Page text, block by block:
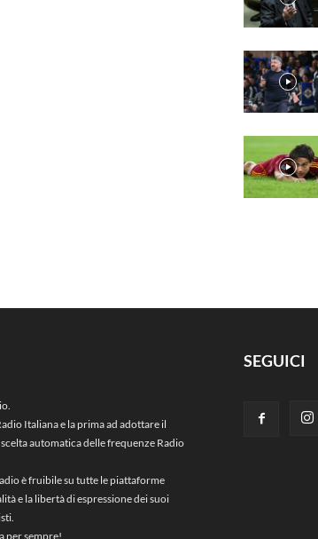
Italiana e la prima ad adottare il
automatica delle frequenze Radio
è fruibile su tutte le piattaforme
e la libertà di espressione dei suoi
per sempre!
SEGUICI